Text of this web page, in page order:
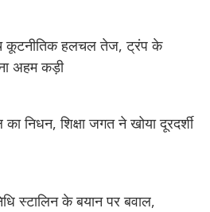
कूटनीतिक हलचल तेज, ट्रंप के
अहम कड़ी
का निधन, शिक्षा जगत ने खोया दूरदर्शी
स्टालिन के बयान पर बवाल,